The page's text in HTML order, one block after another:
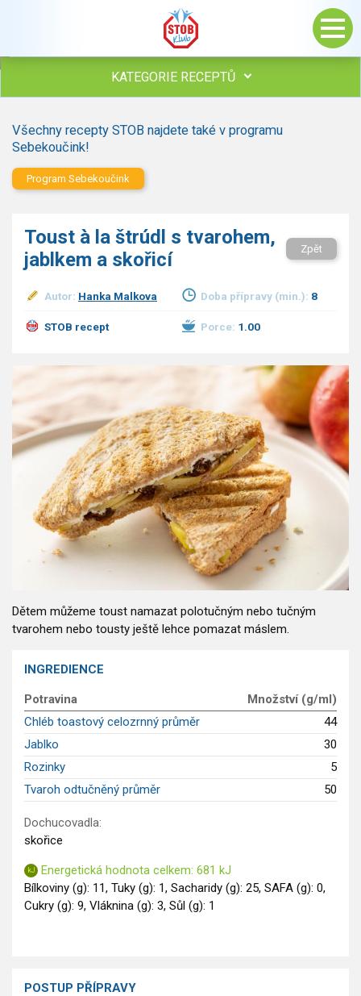
KATEGORIE RECEPTŮ
Polévky
Maso
Saláty
Sladké pokrmy
Ostatní
GLP-1 recepty
Všechny recepty STOB najdete také v programu
Sebekoučink!
Program Sebekoučink
Toust à la štrúdl s tvarohem,
jablkem a skořicí
Zpět
Autor: Hanka Malkova Doba přípravy (min.): 8
STOB recept Porce: 1.00
Dětem můžeme toust namazat polotučným nebo tučným
tvarohem nebo tousty ještě lehce pomazat máslem.
INGREDIENCE
Potravina
Množství (g/ml)
Chléb toastový celozrnný průměr
44
Jablko
30
Rozinky
5
Tvaroh odtučněný průměr
50
Dochucovadla:
skořice
Energetická hodnota celkem: 681 kJ
Bílkoviny (g): 11, Tuky (g): 1, Sacharidy (g): 25, SAFA (g): 0,
Cukry (g): 9, Vláknina (g): 3, Sůl (g): 1
POSTUP PŘÍPRAVY